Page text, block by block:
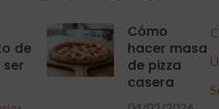
de
Cómo
hacer masa
de pizza
casera